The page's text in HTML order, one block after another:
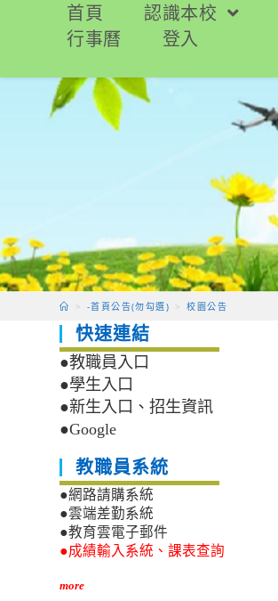
要
首頁 認識本校
行事曆
登入
> -首頁公告(勿勾選) > 校園公告
快速連結
●教職員入口
●學生入口
●新生入口、招生資訊
●Google
教職員系統
●網路請購系統
●雲端差勤系統
●教育雲電子郵件
●成績輸入系統、課表查詢
more